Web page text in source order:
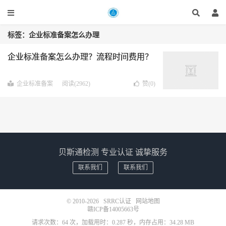
标签：企业标准备案怎么办理
企业标准备案怎么办理？流程时间费用？
企业标准备案 阅读(2962) 赞(0)
贝斯通检测 专业认证 诚挚服务
联系我们 联系我们
© 2010-2026 SRRC认证
网站地图
赣ICP备14005663号
请求次数：64 次，加载用时：0.287 秒，内存占用：34.28 MB